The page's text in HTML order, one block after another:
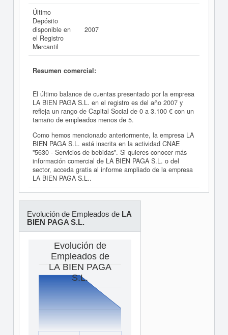
Último
Depósito
disponible en
el Registro
Mercantil
2007
Resumen comercial:
El último balance de cuentas presentado por la empresa
LA BIEN PAGA S.L. en el registro es del año 2007 y
refleja un rango de Capital Social de 0 a 3.100 € con un
tamaño de empleados menos de 5.
Como hemos mencionado anteriormente, la empresa LA
BIEN PAGA S.L. está inscrita en la actividad CNAE
"5630 - Servicios de bebidas". Si quieres conocer más
información comercial de LA BIEN PAGA S.L. o del
sector, acceda gratis al informe ampliado de la empresa
LA BIEN PAGA S.L..
Evolución de Empleados de LA
BIEN PAGA S.L.
Evolución de
Empleados de
LA BIEN PAGA
S.L.